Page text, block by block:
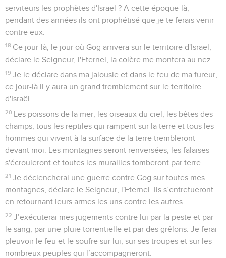
serviteurs les prophètes d'Israël ? A cette époque-là,
pendant des années ils ont prophétisé que je te ferais venir
contre eux.
18 Ce jour-là, le jour où Gog arrivera sur le territoire d'Israël,
déclare le Seigneur, l'Eternel, la colère me montera au nez.
19 Je le déclare dans ma jalousie et dans le feu de ma fureur,
ce jour-là il y aura un grand tremblement sur le territoire
d'Israël.
20 Les poissons de la mer, les oiseaux du ciel, les bêtes des
champs, tous les reptiles qui rampent sur la terre et tous les
hommes qui vivent à la surface de la terre trembleront
devant moi. Les montagnes seront renversées, les falaises
s'écrouleront et toutes les murailles tomberont par terre.
21 Je déclencherai une guerre contre Gog sur toutes mes
montagnes, déclare le Seigneur, l'Eternel. Ils s’entretueront
en retournant leurs armes les uns contre les autres.
22 J’exécuterai mes jugements contre lui par la peste et par
le sang, par une pluie torrentielle et par des grêlons. Je ferai
pleuvoir le feu et le soufre sur lui, sur ses troupes et sur les
nombreux peuples qui l’accompagneront.